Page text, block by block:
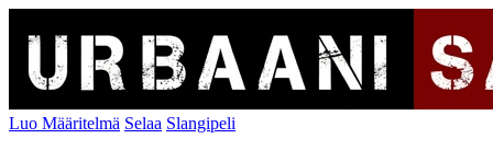
Luo Määritelmä Selaa Slangipeli